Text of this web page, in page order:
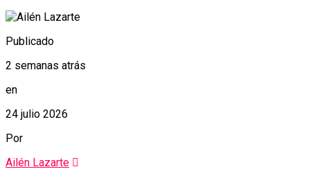
Publicado
2 semanas atrás
en
24 julio 2026
Por
Ailén Lazarte